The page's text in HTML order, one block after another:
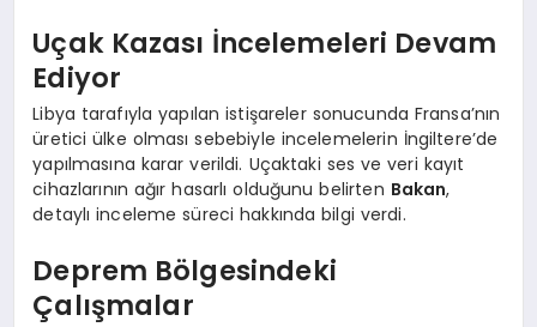
Uçak Kazası İncelemeleri Devam
Ediyor
Libya tarafıyla yapılan istişareler sonucunda Fransa’nın
üretici ülke olması sebebiyle incelemelerin İngiltere’de
yapılmasına karar verildi. Uçaktaki ses ve veri kayıt
cihazlarının ağır hasarlı olduğunu belirten Bakan,
detaylı inceleme süreci hakkında bilgi verdi.
Deprem Bölgesindeki
Çalışmalar